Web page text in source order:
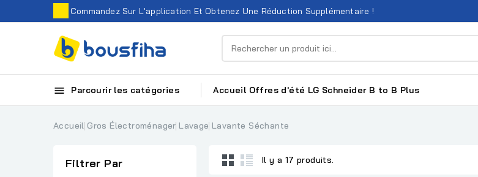
Commandez Sur L'application Et Obtenez Une Réduction Supplémentaire !
 Parcourir les catégories Accueil Offres d'été LG Schneider B to B Plus
Accueil Gros Électroménager Lavage Lavante Séchante
Filtrer Par Il y a 17 produits.